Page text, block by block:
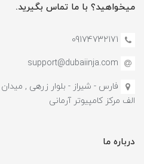
میخواهید؟ با ما تماس بگیرید.
09174732171
support@dubaiinja.com
الف مرکز کامپیوتر آرمانی
درباره ما